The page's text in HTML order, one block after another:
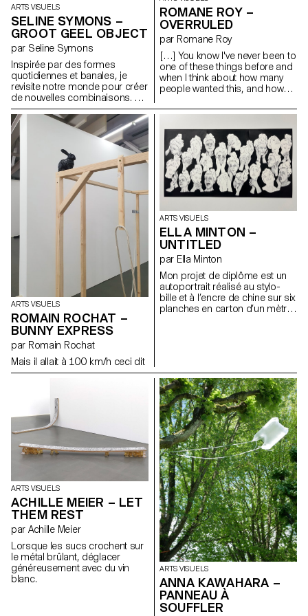
ARTS VISUELS
SELINE SYMONS –
GROOT GEEL OBJECT
par Seline Symons
Inspirée par des formes
quotidiennes et banales, je
revisite notre monde pour créer
de nouvelles combinaisons. Un
jeu d'émerveillement enfantin.
Place au jeu, à l'imagination et à
l'interprétation personnelle.
ROMANE ROY –
OVERRULED
par Romane Roy
[…] You know I've never been to
one of these things before and
when I think about how many
people wanted this, and how
stuff, I mean, I think everybody
Jessica Lopez, that dress is
amazing and Emma Gerber
that hair do must have taken
hours and you look really pretty.
So why is everybody stressing
over this thing? I mean it's just
plastic, it's really just (she
breaks the crown). A piece for
Gretchen Wieners, a partial
Spring Fling Queen. A piece for
Janis Ian and a piece for
Regina George, she fractured
her spine and she still looks like
a rockstar, and some for
everybody else. (discours de
Cady aux promotions dans
MEAN GIRLS)
ARTS VISUELS
ROMAIN ROCHAT –
BUNNY EXPRESS
par Romain Rochat
Mais il allait à 100 km/h ceci dit
ARTS VISUELS
ELLA MINTON –
UNTITLED
par Ella Minton
Mon projet de diplôme est un
autoportrait réalisé au stylo-
bille et à l’encre de chine sur six
planches en carton d’un mètre
l’angoisse et les conflits
internes. Laissant le vide jouer
un rôle aussi important sur
l’image que le remplissage
pour renforcer la perte de soi
dans ce tourbillon émotif.
ARTS VISUELS
ACHILLE MEIER – LET
THEM REST
par Achille Meier
Lorsque les sucs crochent sur
le métal brûlant, déglacer
généreusement avec du vin
blanc.
ARTS VISUELS
ANNA KAWAHARA –
PANNEAU À
SOUFFLER